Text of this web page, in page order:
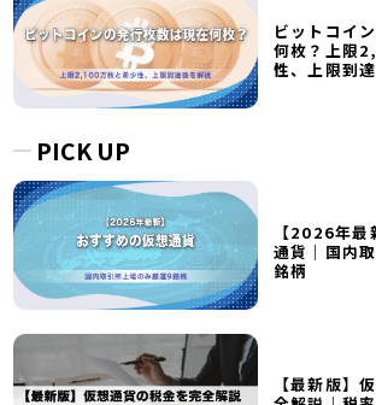
ビットコイ
何枚？上限
性、上限到
PICK UP
【2026年
通貨｜国内
銘柄
【最新版】